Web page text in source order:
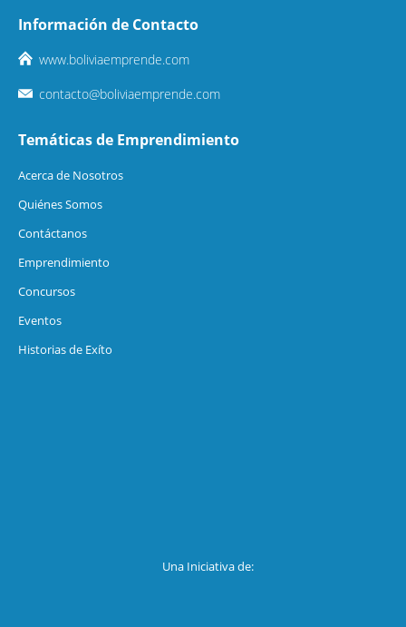
Información de Contacto
www.boliviaemprende.com
contacto@boliviaemprende.com
Temáticas de Emprendimiento
Acerca de Nosotros
Quiénes Somos
Contáctanos
Emprendimiento
Concursos
Eventos
Historias de Exíto
Una Iniciativa de: